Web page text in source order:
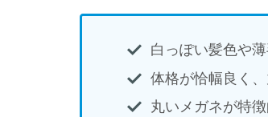
白っぽい髪色や
体格が恰幅良く
丸いメガネが特